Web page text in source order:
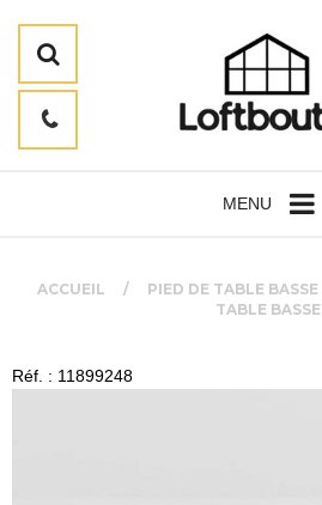
MENU
ACCUEIL PIED DE TABLE BASSE
TABLE BASSE
Réf. : 11899248